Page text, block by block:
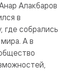
Алакбаров
в
собрались
А в